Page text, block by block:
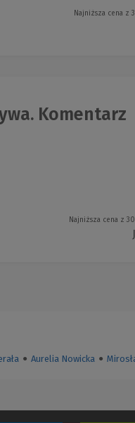
Najniższa cena z
Komentarz
Najniższa cena z
● Aurelia Nowicka ●